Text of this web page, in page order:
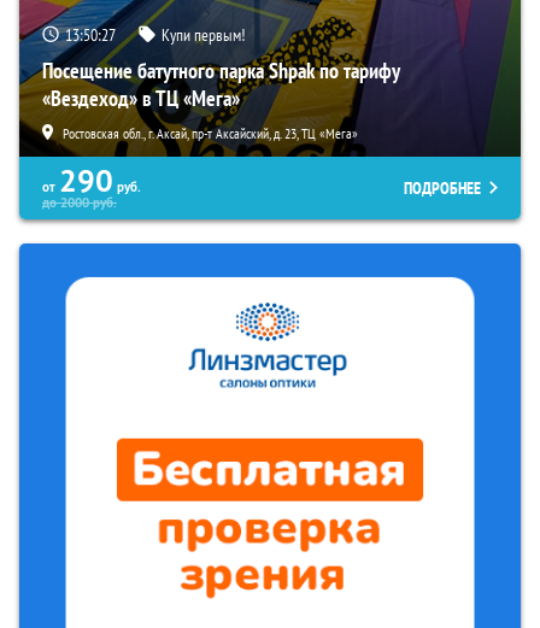
13:50:26 Купи первым!
Посещение батутного парка Shpak по тарифу
«Вездеход» в ТЦ «Мега»
Ростовская обл., г. Аксай, пр-т Аксайский, д. 23, ТЦ «Мега»
от 290 руб.
до2000руб.
ПОДРОБНЕЕ